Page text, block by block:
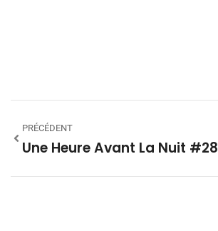
PRÉCÉDENT
Une Heure Avant La Nuit #28